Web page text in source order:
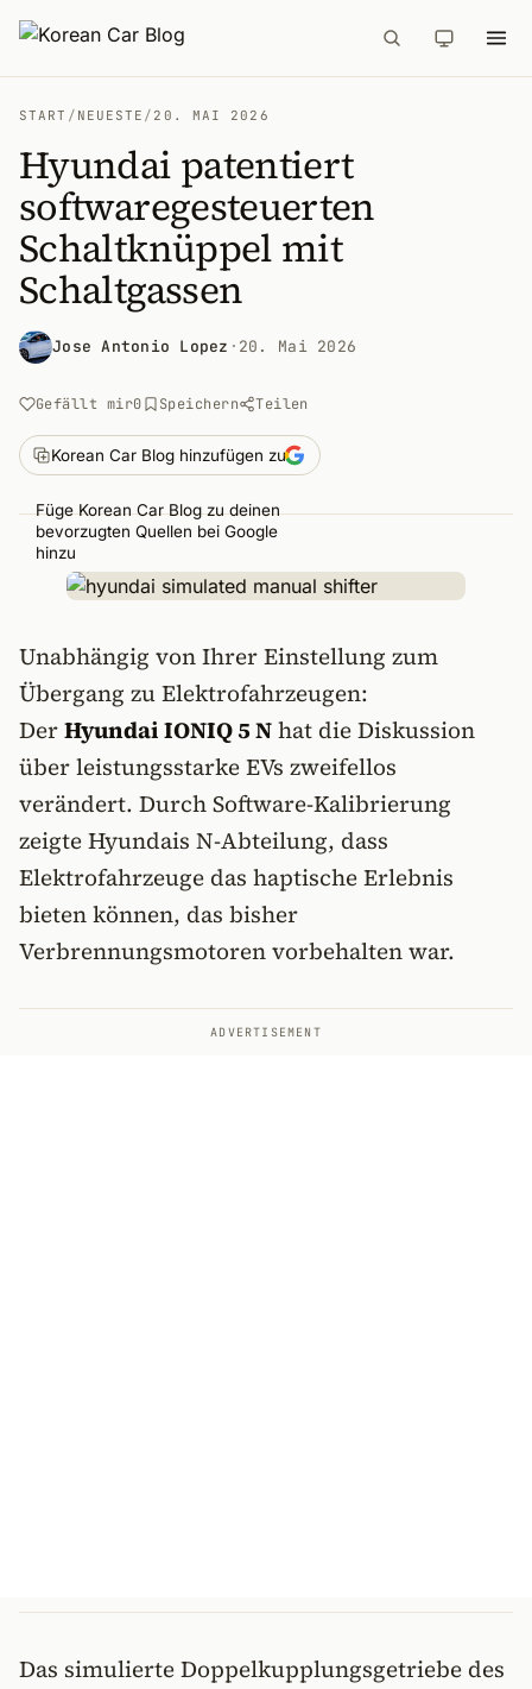
START / NEUESTE / 20. MAI 2026
Hyundai patentiert
softwaregesteuerten
Schaltknüppel mit
Schaltgassen
Jose Antonio Lopez · 20. Mai 2026
Gefällt mir0 Speichern Teilen
Korean Car Blog hinzufügen zu
Füge Korean Car Blog zu deinen
bevorzugten Quellen bei Google
hinzu
Unabhängig von Ihrer Einstellung zum
Übergang zu Elektrofahrzeugen:
DerHyundai IONIQ 5 Nhat die Diskussion
über leistungsstarke EVs zweifellos
verändert. Durch Software-Kalibrierung
zeigte Hyundais N-Abteilung, dass
Elektrofahrzeuge das haptische Erlebnis
bieten können, das bisher
Verbrennungsmotoren vorbehalten war.
ADVERTISEMENT
Das simulierte Doppelkupplungsgetriebe des